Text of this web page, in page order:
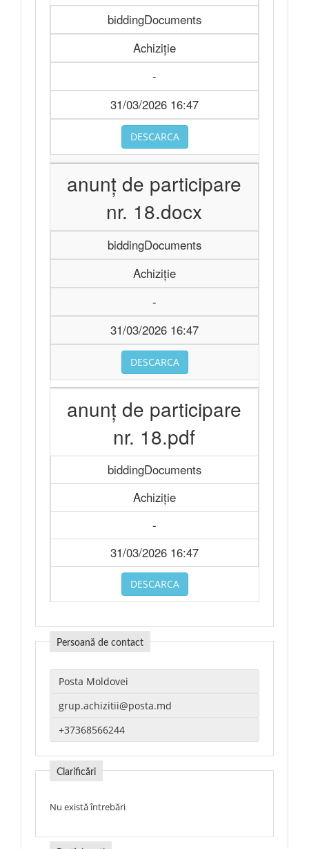
biddingDocuments
Achiziție
-
31/03/2026 16:47
DESCARCA
anunț de participare
nr. 18.docx
biddingDocuments
Achiziție
-
31/03/2026 16:47
DESCARCA
anunț de participare
nr. 18.pdf
biddingDocuments
Achiziție
-
31/03/2026 16:47
DESCARCA
Persoană de contact
Clarificări
Nu există întrebări